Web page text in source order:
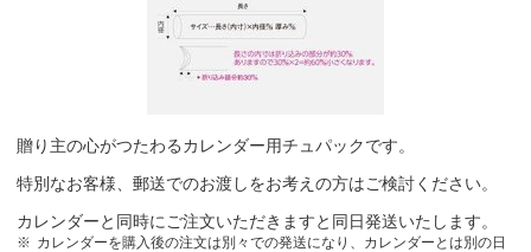
贈り主の心がつたわるカレンダー用チュパックです。
特別なお客様、郵送でのお渡しをお考えの方はご検討ください。
カレンダーと同時にご注文いただきますと同日発送いたします。
カレンダーを購入後の注文は別々での発送になり、カレンダーとは別の日